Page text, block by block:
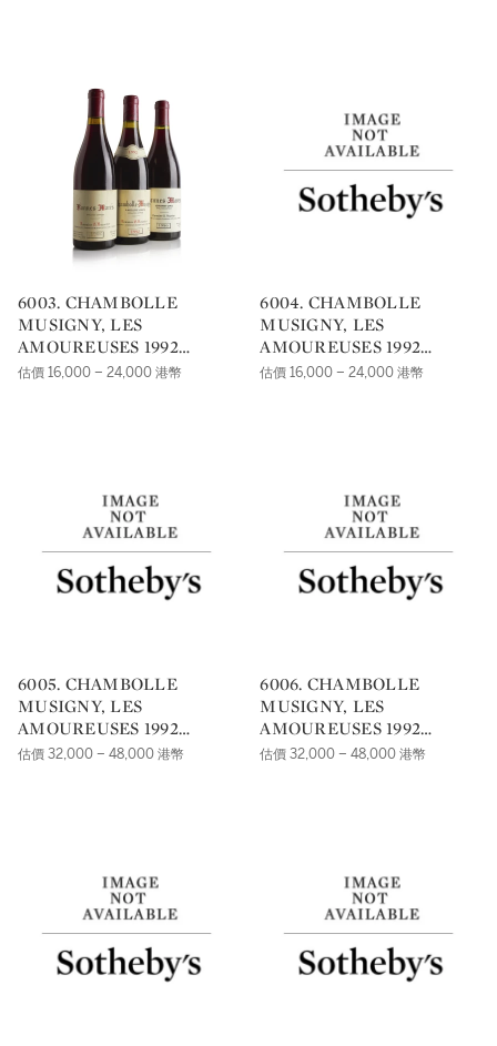
6003. CHAMBOLLE
MUSIGNY, LES
AMOUREUSES 1992
DOMAINE GEORGES
估價 16,000 – 24,000 港幣
6004. CHAMBOLLE
MUSIGNY, LES
AMOUREUSES 1992
DOMAINE GEORGES
估價 16,000 – 24,000 港幣
6005. CHAMBOLLE
MUSIGNY, LES
AMOUREUSES 1992
DOMAINE GEORGES
估價 32,000 – 48,000 港幣
6006. CHAMBOLLE
MUSIGNY, LES
AMOUREUSES 1992
DOMAINE GEORGES
估價 32,000 – 48,000 港幣